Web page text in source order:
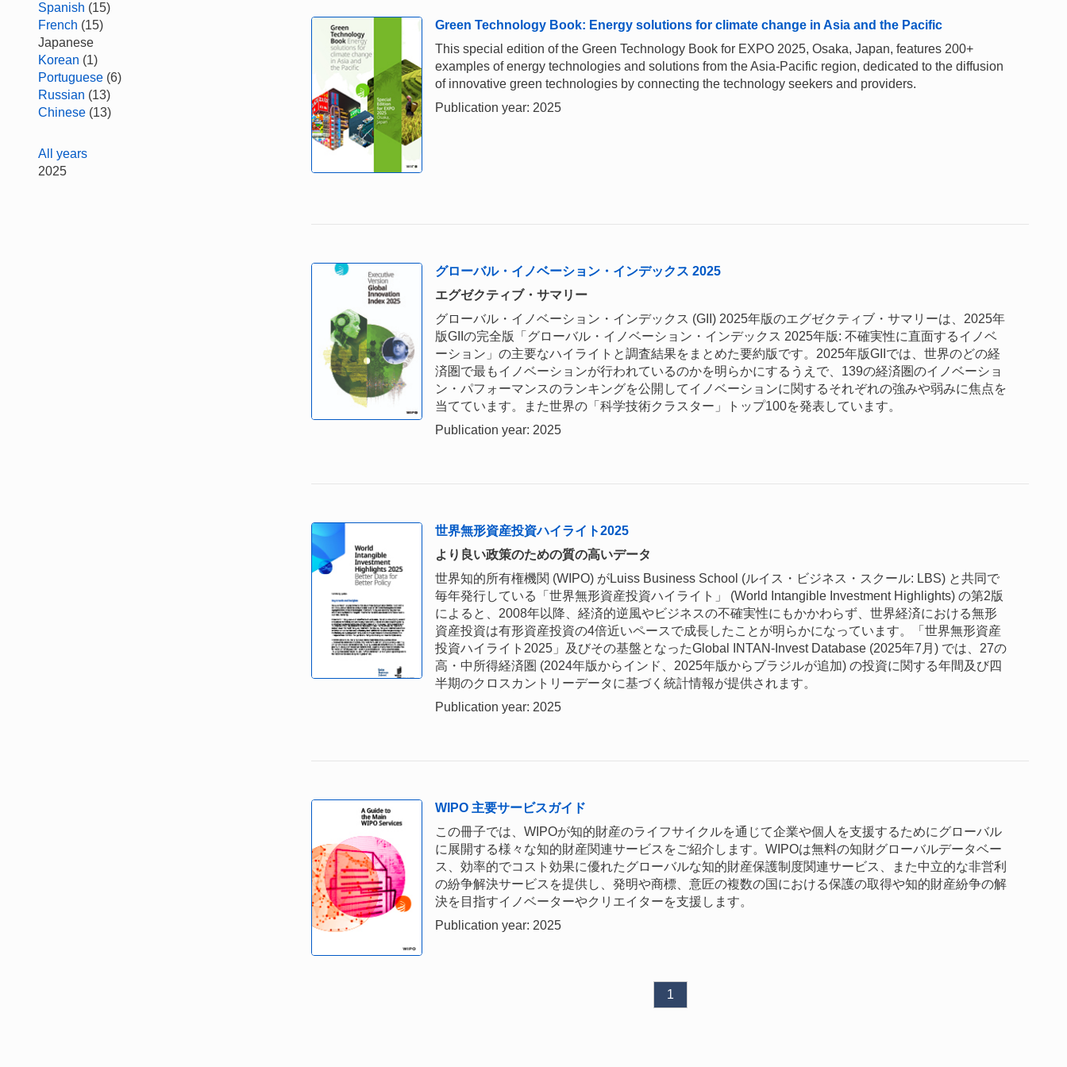
Spanish (15)
French (15)
Japanese
Korean (1)
Portuguese (6)
Russian (13)
Chinese (13)
All years
2025
Green Technology Book: Energy solutions for climate change in Asia and the Pacific
This special edition of the Green Technology Book for EXPO 2025, Osaka, Japan, features 200+
examples of energy technologies and solutions from the Asia-Pacific region, dedicated to the diffusion
of innovative green technologies by connecting the technology seekers and providers.
Publication year: 2025
グローバル・イノベーション・インデックス 2025
エグゼクティブ・サマリー
グローバル・イノベーション・インデックス (GII) 2025年版のエグゼクティブ・サマリーは、2025年
版GIIの完全版「グローバル・イノベーション・インデックス 2025年版: 不確実性に直面するイノベ
ーション」の主要なハイライトと調査結果をまとめた要約版です。2025年版GIIでは、世界のどの経
済圏で最もイノベーションが行われているのかを明らかにするうえで、139の経済圏のイノベーショ
ン・パフォーマンスのランキングを公開してイノベーションに関するそれぞれの強みや弱みに焦点を
当てています。また世界の「科学技術クラスター」トップ100を発表しています。
Publication year: 2025
世界無形資産投資ハイライト2025
より良い政策のための質の高いデータ
世界知的所有権機関 (WIPO) がLuiss Business School (ルイス・ビジネス・スクール: LBS) と共同で
毎年発行している「世界無形資産投資ハイライト」 (World Intangible Investment Highlights) の第2版
によると、2008年以降、経済的逆風やビジネスの不確実性にもかかわらず、世界経済における無形
資産投資は有形資産投資の4倍近いペースで成長したことが明らかになっています。「世界無形資産
投資ハイライト2025」及びその基盤となったGlobal INTAN-Invest Database (2025年7月) では、27の
高・中所得経済圏 (2024年版からインド、2025年版からブラジルが追加) の投資に関する年間及び四
半期のクロスカントリーデータに基づく統計情報が提供されます。
Publication year: 2025
WIPO 主要サービスガイド
この冊子では、WIPOが知的財産のライフサイクルを通じて企業や個人を支援するためにグローバル
に展開する様々な知的財産関連サービスをご紹介します。WIPOは無料の知財グローバルデータベー
ス、効率的でコスト効果に優れたグローバルな知的財産保護制度関連サービス、また中立的な非営利
の紛争解決サービスを提供し、発明や商標、意匠の複数の国における保護の取得や知的財産紛争の解
決を目指すイノベーターやクリエイターを支援します。
Publication year: 2025
1